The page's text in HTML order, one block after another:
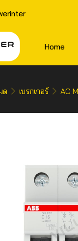
Home
ด เบรกเกอร์ AC